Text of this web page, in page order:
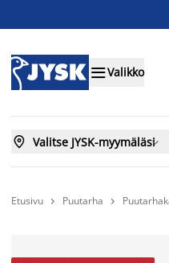
Valikko
 Valitse JYSK-myymäläsi
Etusivu  Puutarha 